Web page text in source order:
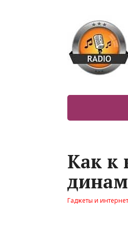
Как к
Гаджеты и интернет